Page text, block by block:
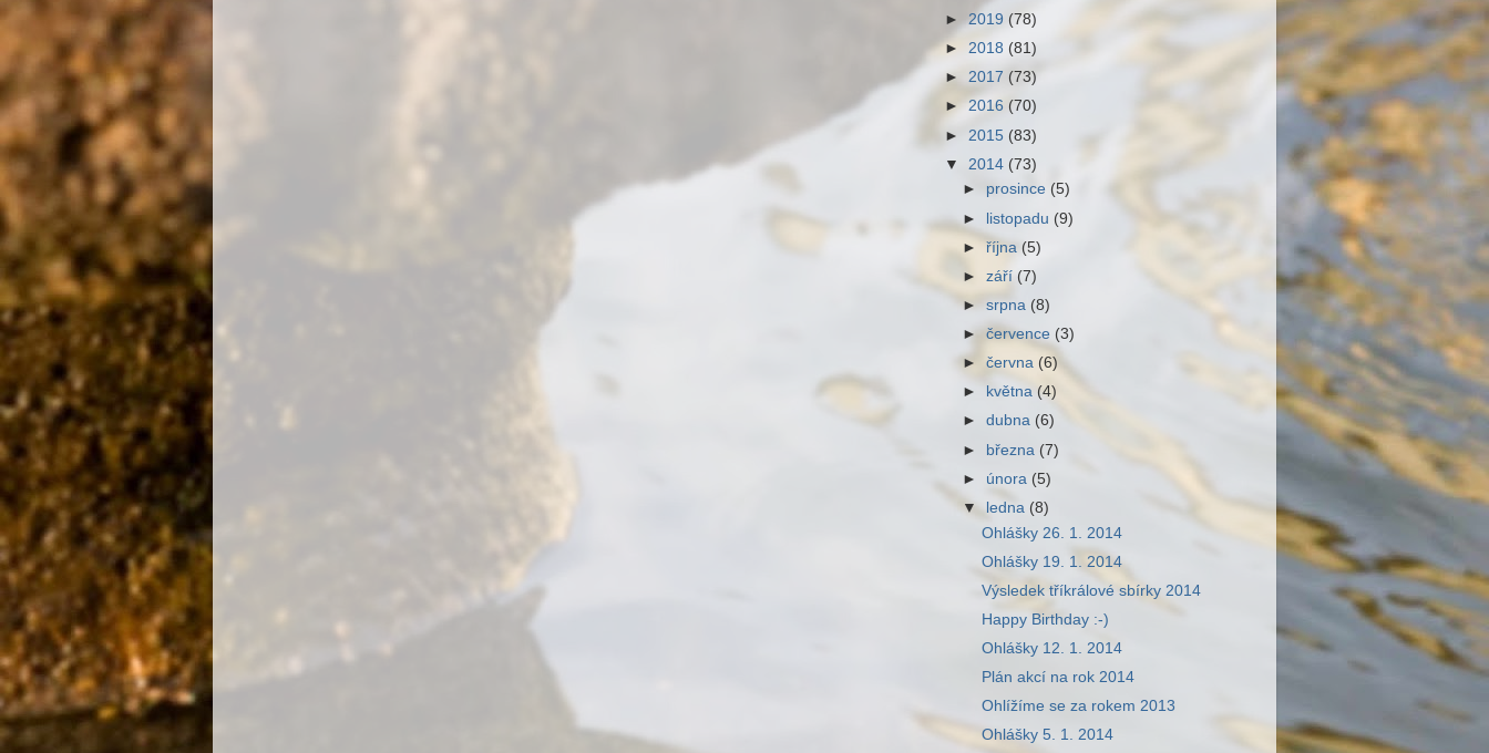
►2019 (78)
► 2018 (81)
► 2017 (73)
►2016 (70)
► 2015 (83)
▼ 2014 (73)
► prosince (5)
► listopadu (9)
►října (5)
►září(7)
►srpna (8)
►července (3)
►června (6)
►
května(4)
►dubna (6)
► března (7)
► února (5)
▼
ledna (8)
Ohlášky 26. 1. 2014
Ohlášky 19. 1. 2014
Výsledek tříkrálové sbírky 2014
Happy Birthday :-)
Ohlášky 12. 1. 2014
Plán akcí na rok 2014
Ohlížíme se za rokem 2013
Ohlášky 5. 1. 2014